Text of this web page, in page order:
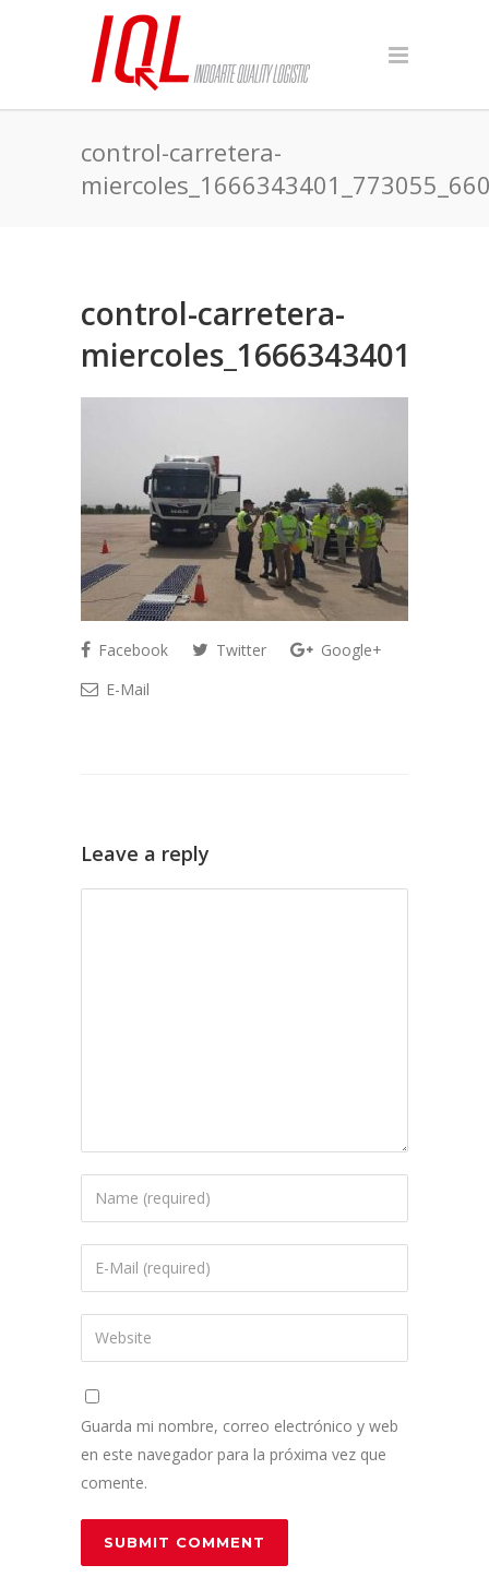
control-carretera-
control-carretera-
Facebook Twitter
Google+
E-Mail
Leave a reply
Guarda mi nombre, correo electrónico y web
en este navegador para la próxima vez que
comente.